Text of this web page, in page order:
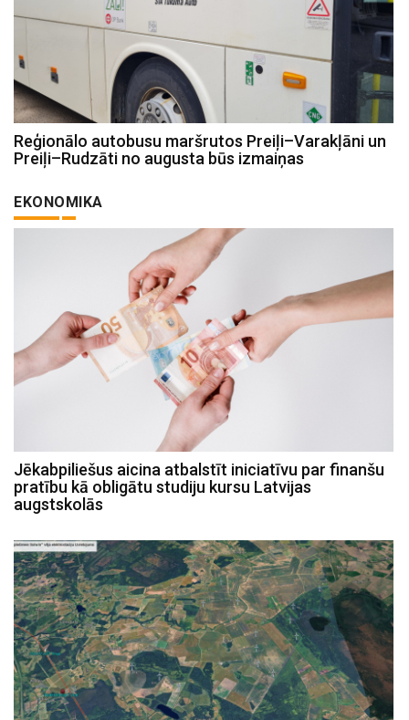
Reģionālo autobusu maršrutos Preiļi–Varakļāni un
Preiļi–Rudzāti no augusta būs izmaiņas
EKONOMIKA
Jēkabpiliešus aicina atbalstīt iniciatīvu par finanšu
pratību kā obligātu studiju kursu Latvijas
augstskolās